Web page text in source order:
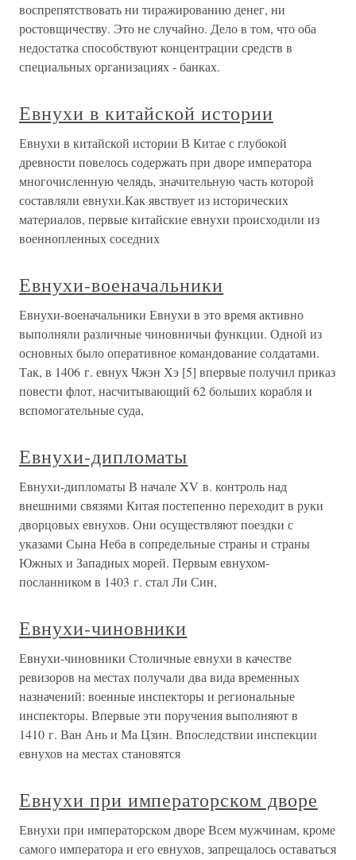
воспрепятствовать ни тиражированию денег, ни
ростовщичеству. Это не случайно. Дело в том, что оба
недостатка способствуют концентрации средств в
специальных организациях - банках.
Евнухи в китайской истории
Евнухи в китайской истории В Китае с глубокой
древности повелось содержать при дворе императора
многочисленную челядь, значительную часть которой
составляли евнухи.Как явствует из исторических
материалов, первые китайские евнухи происходили из
военнопленных соседних
Евнухи-военачальники
Евнухи-военачальники Евнухи в это время активно
выполняли различные чиновничьи функции. Одной из
основных было оперативное командование солдатами.
Так, в 1406 г. евнух Чжэн Хэ [5] впервые получил приказ
повести флот, насчитывающий 62 больших корабля и
вспомогательные суда,
Евнухи-дипломаты
Евнухи-дипломаты В начале XV в. контроль над
внешними связями Китая постепенно переходит в руки
дворцовых евнухов. Они осуществляют поездки с
указами Сына Неба в сопредельные страны и страны
Южных и Западных морей. Первым евнухом-
посланником в 1403 г. стал Ли Син,
Евнухи-чиновники
Евнухи-чиновники Столичные евнухи в качестве
ревизоров на местах получали два вида временных
назначений: военные инспекторы и региональные
инспекторы. Впервые эти поручения выполняют в
1410 г. Ван Ань и Ма Цзин. Впоследствии инспекции
евнухов на местах становятся
Евнухи при императорском дворе
Евнухи при императорском дворе Всем мужчинам, кроме
самого императора и его евнухов, запрещалось оставаться